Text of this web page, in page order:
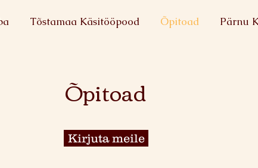
Tõstamaa Käsitööpood Õpitoad Pärnu
Õpitoad
Kirjuta meile